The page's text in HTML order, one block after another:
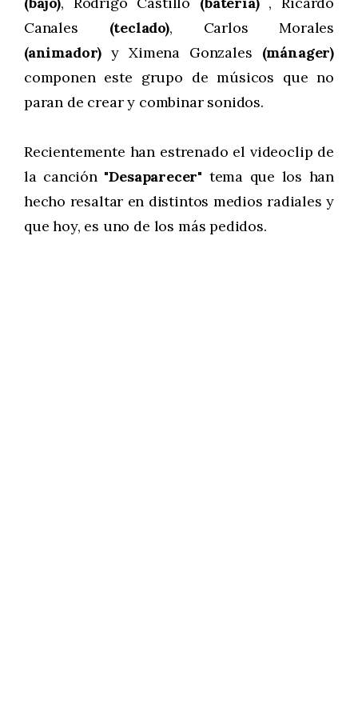
Canales (teclado), Carlos Morales
(animador) y Ximena Gonzales (mánager)
componen este grupo de músicos que no
paran de crear y combinar sonidos.
Recientemente han estrenado el videoclip de
la canción "Desaparecer" tema que los han
hecho resaltar en distintos medios radiales y
que hoy, es uno de los más pedidos.